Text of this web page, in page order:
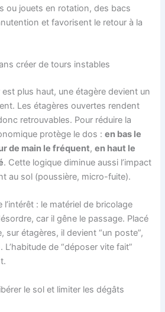
ou jouets en rotation, des bacs
et favorisent le retour à la
créer de tours instables
est plus haut, une étagère devient un
Les étagères ouvertes rendent
retrouvables. Pour réduire la
protège le dos :en bas le
de main le fréquent,en haut le
. Cette logique diminue aussi l’impact
au sol (poussière, micro-fuite).
: le matériel de bricolage
car il gêne le passage. Placé
sur étagères, il devient “un poste”,
de “déposer vite fait”
le sol et limiter les dégâts